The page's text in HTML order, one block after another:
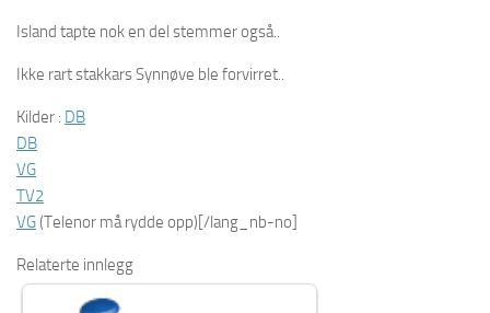
Island tapte nok en del stemmer også..
Ikke rart stakkars Synnøve ble forvirret..
Kilder : DB
DB
VG
TV2
VG(Telenor må rydde opp)[/lang_nb-no]
Relaterte innlegg